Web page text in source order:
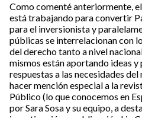
Como comenté anteriormente,
está trabajando para convertir
para el inversionista y
públicas se interrelacionan con
del derecho tanto a nivel
mismos están aportando ideas
respuestas a las necesidades
hacer mención especial a la
Público (lo que conocemos en
por Sara Sosa y su equipo, a